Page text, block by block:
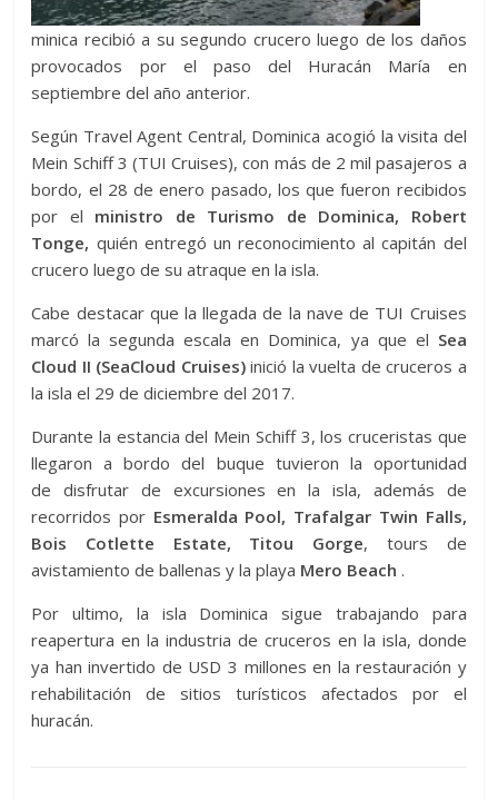
minica recibió a su segundo crucero luego de los daños
provocados por el paso del Huracán María en
septiembre del año anterior.
Según Travel Agent Central, Dominica acogió la visita del
Mein Schiff 3 (TUI Cruises), con más de 2 mil pasajeros a
bordo, el 28 de enero pasado, los que fueron recibidos
por el ministro de Turismo de Dominica, Robert
Tonge, quién entregó un reconocimiento al capitán del
crucero luego de su atraque en la isla.
Cabe destacar que la llegada de la nave de TUI Cruises
marcó la segunda escala en Dominica, ya que el Sea
Cloud II (SeaCloud Cruises)inició la vuelta de cruceros a
la isla el 29 de diciembre del 2017.
Durante la estancia del Mein Schiff 3, los cruceristas que
llegaron a bordo del buque tuvieron la oportunidad
de disfrutar de excursiones en la isla, además de
recorridos por Esmeralda Pool, Trafalgar Twin Falls,
Bois Cotlette Estate, Titou Gorge, tours de
avistamiento de ballenas y la playa Mero Beach .
Por ultimo, la isla Dominica sigue trabajando para
reapertura en la industria de cruceros en la isla, donde
ya han invertido de USD 3 millones en la restauración y
rehabilitación de sitios turísticos afectados por el
huracán.